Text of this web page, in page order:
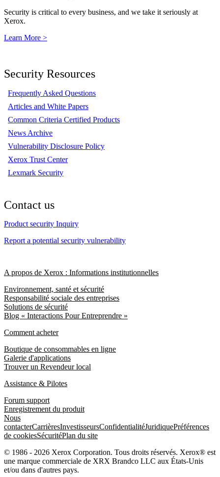
Security is critical to every business, and we take it seriously at
Xerox.
Learn More >
Security Resources
Frequently Asked Questions
Articles and White Papers
Common Criteria Certified Products
News Archive
Vulnerability Disclosure Policy
Xerox Trust Center
Lexmark Security
Contact us
Product security Inquiry
Report a potential security vulnerability
A propos de Xerox : Informations institutionnelles
Environnement, santé et sécurité
Responsabilité sociale des entreprises
Solutions de sécurité
Blog « Interactions Pour Entreprendre »
Comment acheter
Boutique de consommables en ligne
Galerie d'applications
Trouver un Revendeur local
Assistance & Pilotes
Forum support
Enregistrement du produit
Nous
contacterCarrièresInvestisseursConfidentialitéJuridiquePréférences
de cookiesSécuritéPlan du site
© 1986 - 2026 Xerox Corporation. Tous droits réservés. Xerox® est
une marque commerciale de XRX Brandco LLC aux États-Unis
et/ou dans d'autres pays.